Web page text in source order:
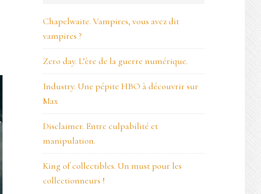
LATÉRALE
PRINCIPALE
Chapelwaite. Vampires, vous avez dit
vampires ?
Zero day. L’ère de la guerre numérique.
Industry. Une pépite HBO à découvrir sur
Max
Disclaimer. Entre culpabilité et
manipulation.
King of collectibles. Un must pour les
collectionneurs !